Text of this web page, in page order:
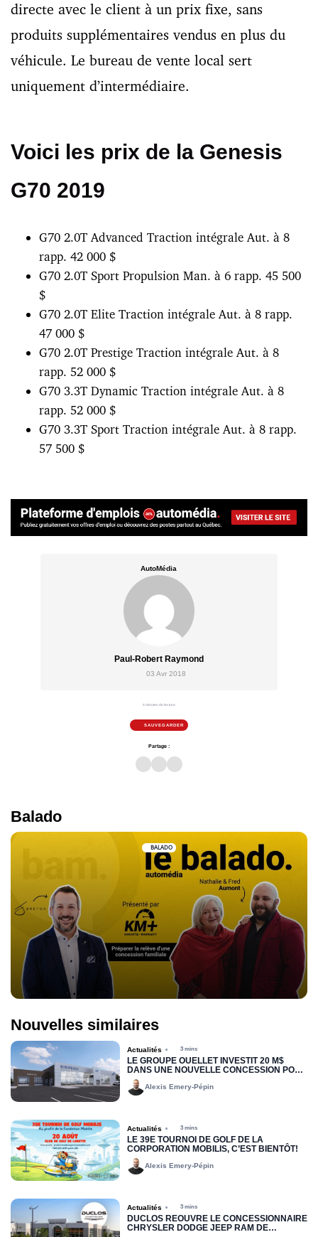
AutoMédia
Paul-Robert Raymond
03 Avr 2018
4 minutes de lecture
SAUVEGARDER
Partage :
directe avec le client à un prix fixe, sans
produits supplémentaires vendus en plus du
véhicule. Le bureau de vente local sert
uniquement d’intermédiaire.
Voici les prix de la Genesis
G70 2019
G70 2.0T Advanced Traction intégrale Aut. à 8
rapp. 42 000 $
G70 2.0T Sport Propulsion Man. à 6 rapp. 45 500
$
G70 2.0T Elite Traction intégrale Aut. à 8 rapp.
47 000 $
G70 2.0T Prestige Traction intégrale Aut. à 8
rapp. 52 000 $
G70 3.3T Dynamic Traction intégrale Aut. à 8
rapp. 52 000 $
G70 3.3T Sport Traction intégrale Aut. à 8 rapp.
57 500 $
Balado
BALADO
Nouvelles similaires
Actualités 3 mins
LE GROUPE OUELLET INVESTIT 20 M$
DANS UNE NOUVELLE CONCESSION POUR
RIMOUSKI FORD
Alexis Emery-Pépin
Actualités 3 mins
LE 39E TOURNOI DE GOLF DE LA
CORPORATION MOBILIS, C’EST BIENTÔT!
Alexis Emery-Pépin
Actualités 3 mins
DUCLOS RÉOUVRE LE CONCESSIONNAIRE
CHRYSLER DODGE JEEP RAM DE